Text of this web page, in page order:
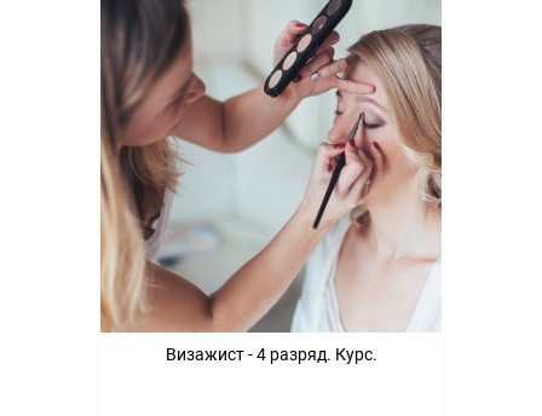
Визажист - 4 разряд. Курс.